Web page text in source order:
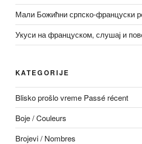
Мали Божићни српско-француски
Укуси на француском, слушај и
KATEGORIJE
Blisko prošlo vreme Passé récent
Boje / Couleurs
Brojevi / Nombres